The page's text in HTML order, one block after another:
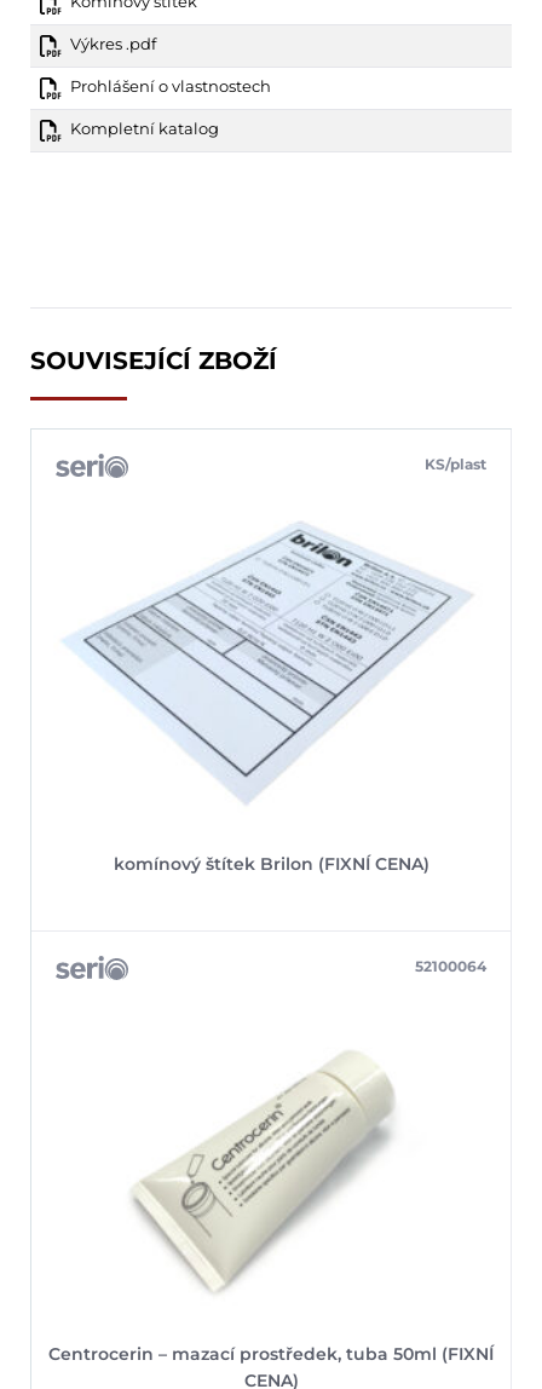
Výkres .pdf
Prohlášení o vlastnostech
Kompletní katalog
SOUVISEJÍCÍ ZBOŽÍ
komínový štítek Brilon (FIXNÍ CENA)
KS/plast
Centrocerin – mazací prostředek, tuba 50ml (FIXNÍ
CENA)
52100064